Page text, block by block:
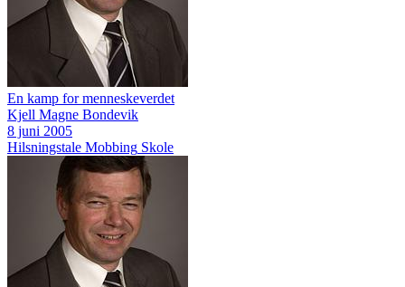
En kamp for menneskeverdet
Kjell Magne Bondevik
8 juni 2005
Hilsningstale Mobbing Skole